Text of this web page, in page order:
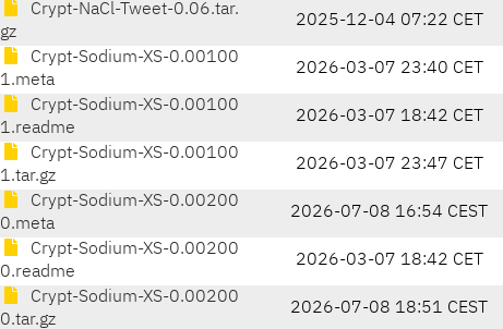
Crypt-NaCl-Tweet-0.06.tar.
gz
2025-12-04 07:22 CET
Crypt-Sodium-XS-0.00100
1.meta
2026-03-07 23:40 CET
Crypt-Sodium-XS-0.00100
1.readme
2026-03-07 18:42 CET
Crypt-Sodium-XS-0.00100
1.tar.gz
2026-03-07 23:47 CET
Crypt-Sodium-XS-0.00200
0.meta
2026-07-08 16:54 CEST
Crypt-Sodium-XS-0.00200
0.readme
2026-03-07 18:42 CET
Crypt-Sodium-XS-0.00200
0.tar.gz
2026-07-08 18:51 CEST